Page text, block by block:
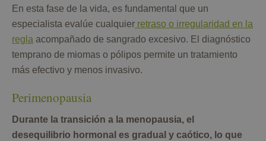
En esta fase de la vida, es fundamental que un
especialista evalúe cualquier retraso o irregularidad en la
regla acompañado de sangrado excesivo. El diagnóstico
temprano de miomas o pólipos permite un tratamiento
más efectivo y menos invasivo.
Perimenopausia
Durante la transición a la menopausia, el
desequilibrio hormonal es gradual y caótico, lo que